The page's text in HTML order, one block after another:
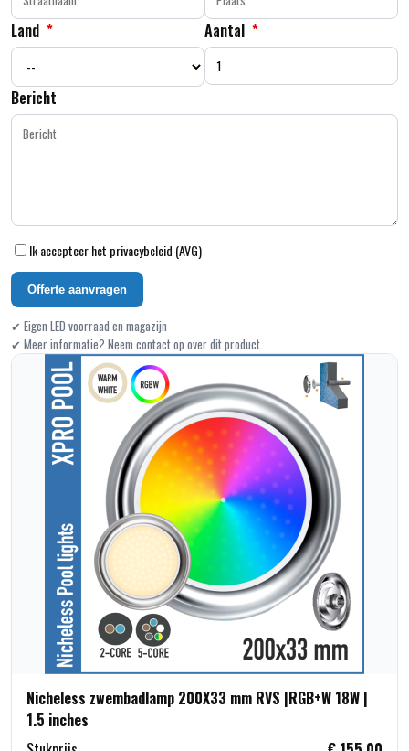
Land * Aantal *
Bericht
Ik accepteer het privacybeleid (AVG)
Offerte aanvragen
✔ Eigen LED voorraad en magazijn
✔ Meer informatie? Neem contact op over dit product.
Nicheless zwembadlamp 200X33 mm RVS |RGB+W 18W |
1.5 inches